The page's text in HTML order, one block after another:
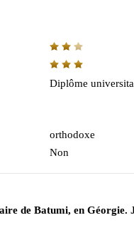
Diplôme
orthodoxe
Non
de Batumi, en Géorgie.